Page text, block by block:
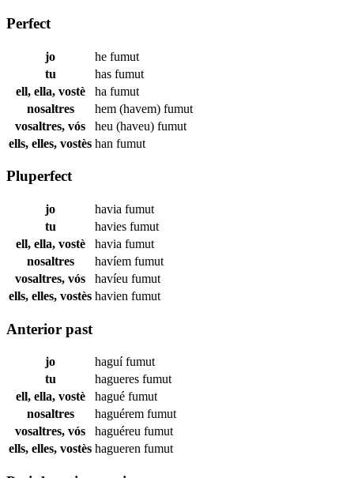
Perfect
jo he fumut
tu
has fumut
ell, ella, vostè
ha fumut
nosaltres
hem (havem) fumut
vosaltres, vós
heu (haveu) fumut
ells, elles, vostès han fumut
Pluperfect
jo havia fumut
tu
havies fumut
ell, ella, vostè
havia fumut
nosaltres
havíem fumut
vosaltres, vós
havíeu fumut
ells, elles, vostès havien fumut
Anterior past
jo haguífumut
tu
hagueres fumut
ell, ella, vostè
hagué fumut
nosaltres
haguérem fumut
vosaltres, vós
haguéreu fumut
ells, elles, vostès hagueren fumut